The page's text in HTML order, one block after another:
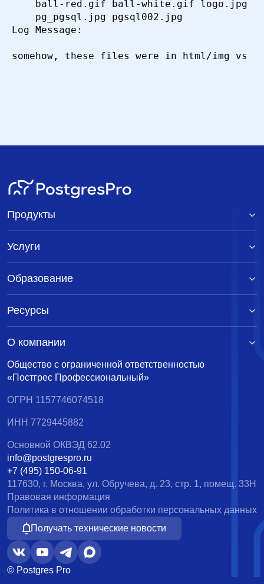
Искать
Log Message:
somehow, these files were in html/img vs
Общество с ограниченной ответственностью
«Постгрес Профессиональный»
ОГРН 1157746074518
ИНН 7729445882
Основной ОКВЭД 62.02
info@postgrespro.ru
+7 (495) 150-06-91
117630, г. Москва, ул. Обручева, д. 23, стр. 1, помещ. 33Н
Правовая информация
Политика в отношении обработки персональных данных
Получать технические новости
© Postgres Pro
Продукты
Услуги
Образование
Ресурсы
О компании